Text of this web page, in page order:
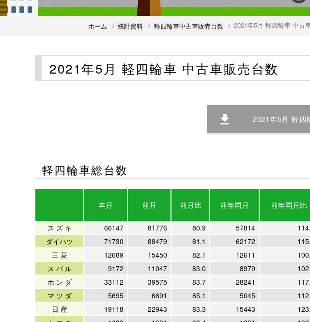
ホーム 統計資料 軽四輪車中古車販売台数 2021年5月 軽四輪車 中古
2021年5月 軽四輪車 中古車販売台数
2021年5月 軽四
軽四輪車総台数
本月 前月 前月比 前年同月 前年同月比
ス ズ キ 66147 81776 80.9 57814
ダイハツ
71730 88479 81.1 62172
三 菱
12689 15450 82.1 12611
ス バ ル
9172 11047 83.0 8979
ホ ン ダ
33112 39575 83.7 28241
マ ツ ダ
5695 6691 85.1 5045
日 産
19118 22943 83.3 15443